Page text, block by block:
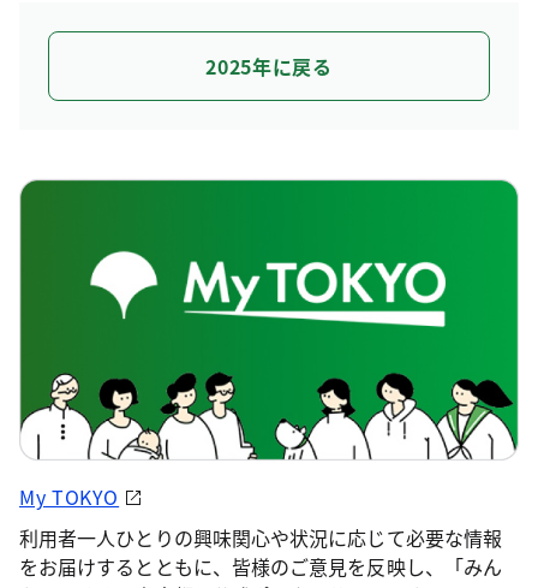
2025年に戻る
My TOKYO
利用者一人ひとりの興味関心や状況に応じて必要な情報
をお届けするとともに、皆様のご意見を反映し、「みん